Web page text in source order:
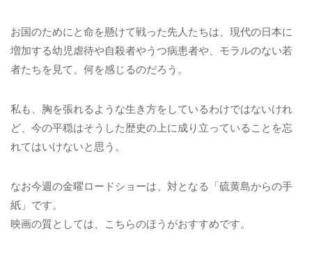
お国のためにと命を懸けて戦った先人たちは、現代の日本に
増加する幼児虐待や自殺者やうつ病患者や、モラルのない若
者たちを見て、何を感じるのだろう。
私も、胸を張れるような生き方をしているわけではないけれ
ど、今の平穏はそうした歴史の上に成り立っていることを忘
れてはいけないと思う。
なお今週の金曜ロードショーは、対となる「硫黄島からの手
紙」です。
映画の質としては、こちらのほうがおすすめです。